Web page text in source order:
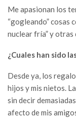
Me apasionan los
“gogleando” cosas
nuclear fría” y otras
¿Cuales han sido
Desde ya, los
hijos y mis nietos.
sin decir
afecto de mis